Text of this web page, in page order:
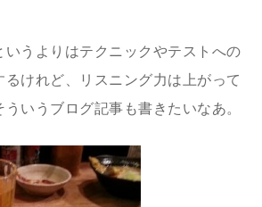
いうよりはテクニックやテストへの
けれど、リスニング力は上がって
いうブログ記事も書きたいなあ。